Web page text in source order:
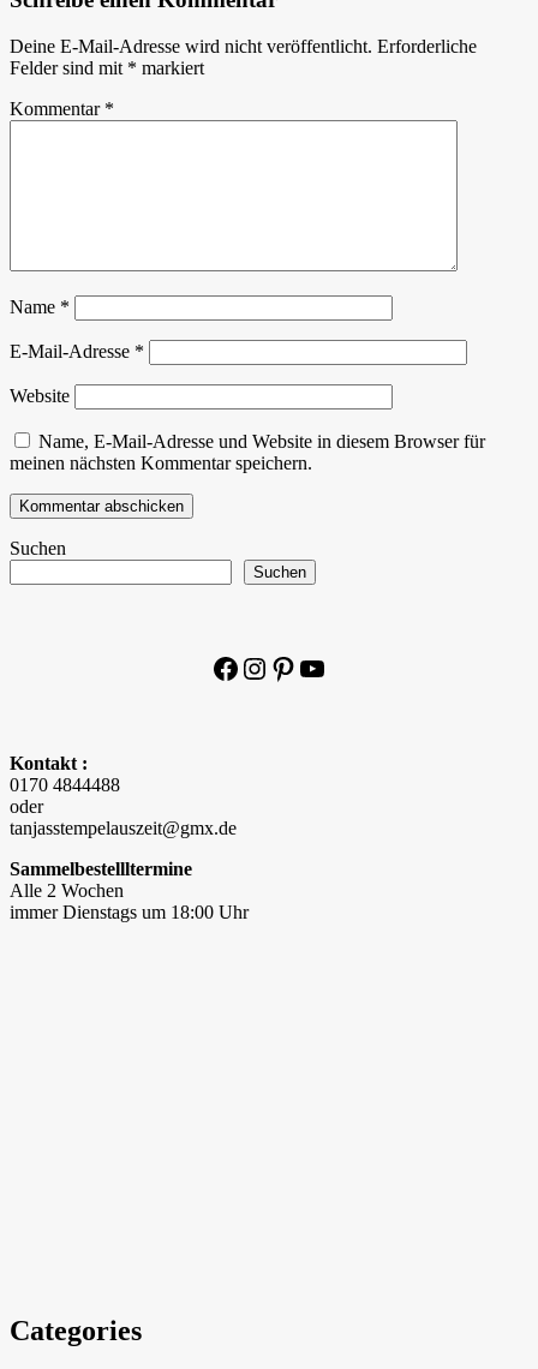
Deine E-Mail-Adresse wird nicht veröffentlicht. Erforderliche
Felder sind mit * markiert
Kommentar *
Name *
E-Mail-Adresse *
Website
Name, E-Mail-Adresse und Website in diesem Browser für
meinen nächsten Kommentar speichern.
Suchen
Suchen
Facebook
Instagram
Pinterest
YouTube
Kontakt :
0170 4844488
oder
tanjasstempelauszeit@gmx.de
Sammelbestellltermine
Alle 2 Wochen
immer Dienstags um 18:00 Uhr
Categories